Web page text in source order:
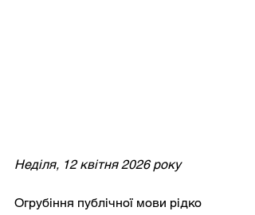
Неділя, 12 квітня 2026 року
Огрубіння публічної мови рідко